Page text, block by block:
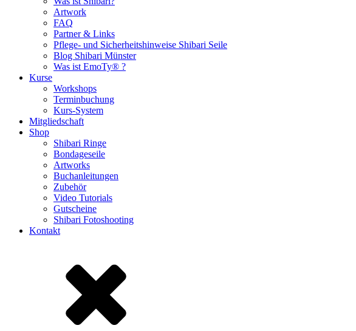
Artwork
FAQ
Partner & Links
Pflege- und Sicherheitshinweise Shibari Seile
Blog Shibari Münster
Was ist EmoTy® ?
Kurse
Workshops
Terminbuchung
Kurs-System
Mitgliedschaft
Shop
Shibari Ringe
Bondageseile
Artworks
Buchanleitungen
Zubehör
Video Tutorials
Gutscheine
Shibari Fotoshooting
Kontakt